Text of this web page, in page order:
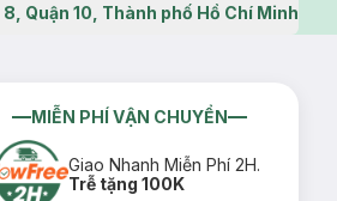
Map icon
Quận 10, Thành phố Hồ Chí Minh
MIỄN PHÍ VẬN CHUYỂN
Giao Nhanh Miễn Phí 2H.
Trễ tặng 100K